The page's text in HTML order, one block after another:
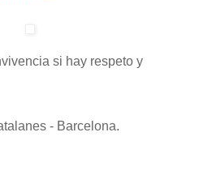
si hay respeto y
- Barcelona.